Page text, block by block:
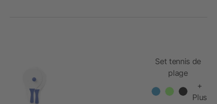
Set tennis de
plage
+
Plus